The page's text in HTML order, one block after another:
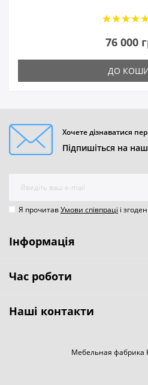
76 000
ДО
Хочете дізнаватися
Підпишіться на
Я прочитавУмови співпраці і
Інформація
Час роботи
Наші контакти
Мебельная фабрика